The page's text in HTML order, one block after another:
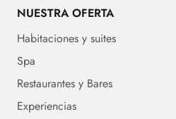
NUESTRA OFERTA
Habitaciones y suites
Spa
Restaurantes y Bares
Experiencias